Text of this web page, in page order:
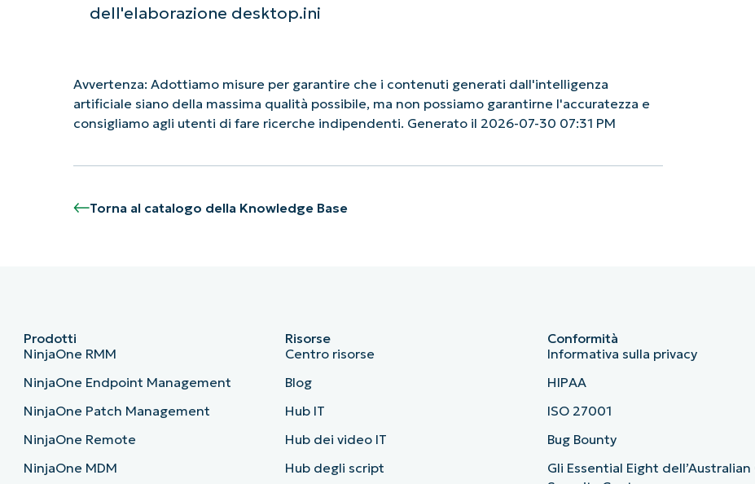
dell'elaborazione desktop.ini
Avvertenza: Adottiamo misure per garantire che i contenuti generati dall'intelligenza
artificiale siano della massima qualità possibile, ma non possiamo garantirne l'accuratezza e
consigliamo agli utenti di fare ricerche indipendenti. Generato il 2026-07-30 07:31 PM
Torna al catalogo della Knowledge Base
Prodotti
NinjaOne RMM
NinjaOne Endpoint Management
NinjaOne Patch Management
NinjaOne Remote
NinjaOne MDM
Risorse
Centro risorse
Blog
Hub IT
Hub dei video IT
Hub degli script
Conformità
Informativa sulla privacy
HIPAA
ISO 27001
Bug Bounty
Gli Essential Eight dell’Australian